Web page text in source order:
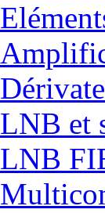
LNB et
LNB